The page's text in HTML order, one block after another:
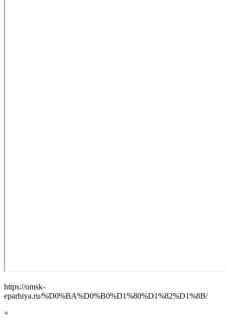
https://omsk-
eparhiya.ru/%D0%BA%D0%B0%D1%80%D1%82%D1%8B/
×